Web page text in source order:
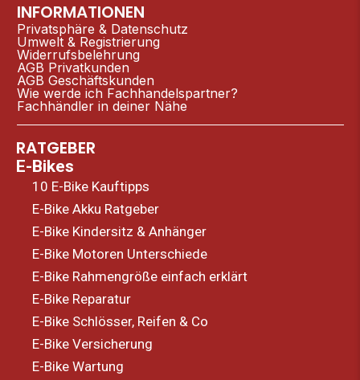
INFORMATIONEN
Privatsphäre & Datenschutz
Umwelt & Registrierung
Widerrufsbelehrung
AGB Privatkunden
AGB Geschäftskunden
Wie werde ich Fachhandelspartner?
Fachhändler in deiner Nähe
RATGEBER
E-Bikes
10 E-Bike Kauftipps
E-Bike Akku Ratgeber
E-Bike Kindersitz & Anhänger
E-Bike Motoren Unterschiede
E-Bike Rahmengröße einfach erklärt
E-Bike Reparatur
E-Bike Schlösser, Reifen & Co
E-Bike Versicherung
E-Bike Wartung